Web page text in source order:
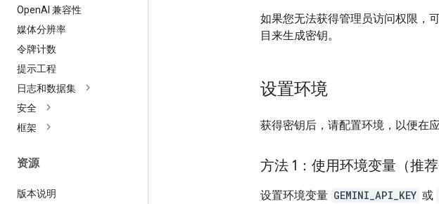
OpenAI 兼容性
媒体分辨率
令牌计数
提示工程
日志和数据集
安全
框架
资源
版本说明
如果您无法获得管理员访问权限，
目来生成密钥。
设置环境
获得密钥后，请配置环境，以便在
方法 1：使用环境变量（推荐
设置环境变量 GEMINI_API_KEY 或